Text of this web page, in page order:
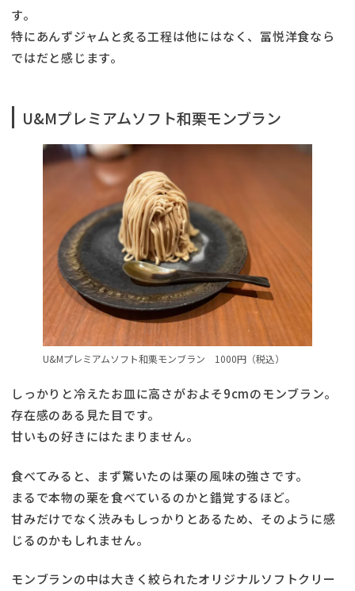
す。
特にあんずジャムと炙る工程は他にはなく、冨悦洋食なら
ではだと感じます。
U&Mプレミアムソフト和栗モンブラン
U&Mプレミアムソフト和栗モンブラン 1000円（税込）
しっかりと冷えたお皿に高さがおよそ9cmのモンブラン。
存在感のある見た目です。
甘いもの好きにはたまりません。
食べてみると、まず驚いたのは栗の風味の強さです。
まるで本物の栗を食べているのかと錯覚するほど。
甘みだけでなく渋みもしっかりとあるため、そのように感
じるのかもしれません。
モンブランの中は大きく絞られたオリジナルソフトクリー